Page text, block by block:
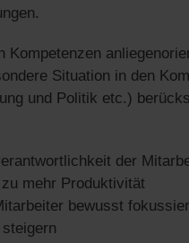
Situation in den
und Politik etc.)
der
mehr Produktivität
bewusst